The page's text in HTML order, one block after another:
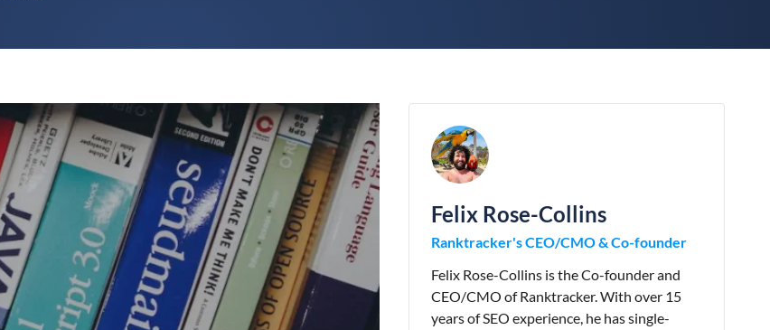
Felix Rose-Collins
Ranktracker's CEO/CMO & Co-founder
Felix Rose-Collins is the Co-founder and
CEO/CMO of Ranktracker. With over 15
years of SEO experience, he has single-